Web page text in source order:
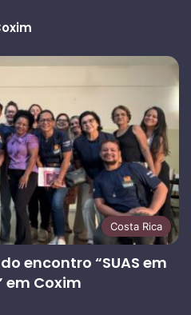
Costa Rica
encontro “SUAS em
em Coxim